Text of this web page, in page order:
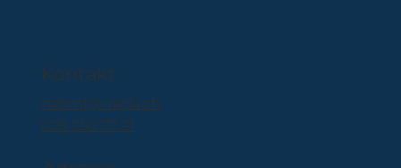
Kontakt
naomi@naola.ch
078 350 77 21